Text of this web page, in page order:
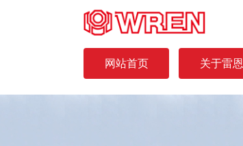
网站首页 关于雷恩